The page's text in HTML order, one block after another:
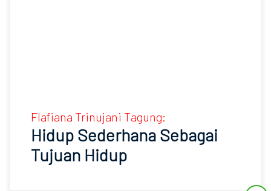
Flafiana Trinujani Tagung:
Hidup Sederhana Sebagai
Tujuan Hidup